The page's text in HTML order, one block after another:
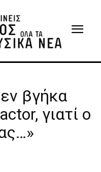
βγήκα
γιατί ο